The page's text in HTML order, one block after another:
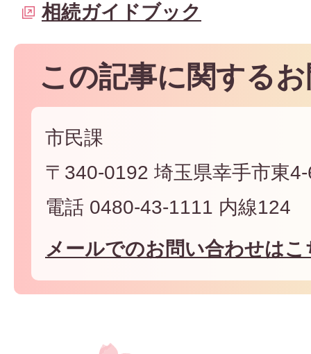
相続ガイドブック
この記事に関する
市民課
〒340-0192 埼玉県幸手市東
電話 0480-43-1111 内線124
メールでのお問い合わせは